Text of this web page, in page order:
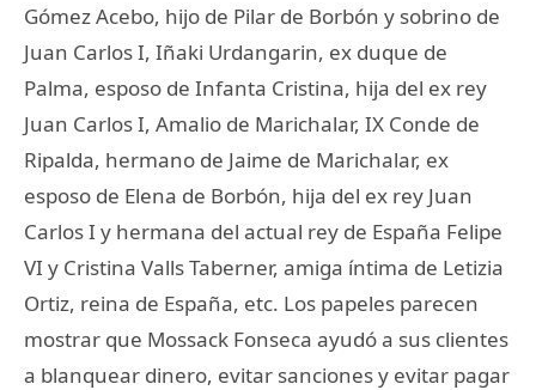
Gómez Acebo, hijo de Pilar de Borbón y sobrino de
Juan Carlos I, Iñaki Urdangarin, ex duque de
Palma, esposo de Infanta Cristina, hija del ex rey
Juan Carlos I, Amalio de Marichalar, IX Conde de
Ripalda, hermano de Jaime de Marichalar, ex
esposo de Elena de Borbón, hija del ex rey Juan
Carlos I y hermana del actual rey de España Felipe
VI y Cristina Valls Taberner, amiga íntima de Letizia
Ortiz, reina de España, etc. Los papeles parecen
mostrar que Mossack Fonseca ayudó a sus clientes
a blanquear dinero, evitar sanciones y evitar pagar